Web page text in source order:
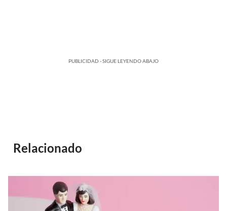
PUBLICIDAD - SIGUE LEYENDO ABAJO
Relacionado